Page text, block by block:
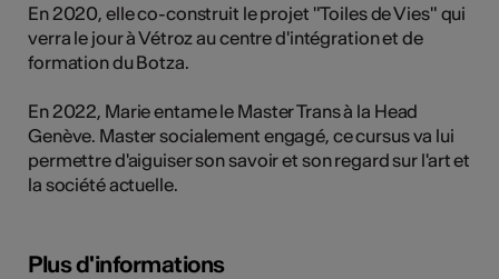
En 2020, elle co-construit le projet "Toiles de Vies" qui
verra le jour à Vétroz au centre d'intégration et de
formation du Botza.
En 2022, Marie entame le Master Trans à la Head
Genève. Master socialement engagé, ce cursus va lui
permettre d'aiguiser son savoir et son regard sur l'art et
la société actuelle.
Plus d'informations